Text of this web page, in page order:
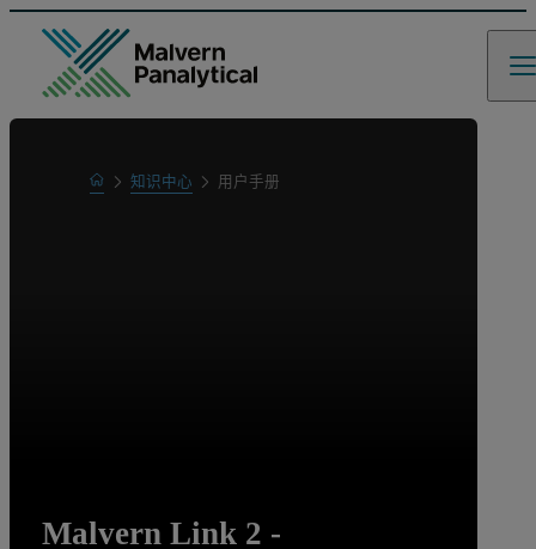
Home
Learn
知识中心 用户手册
Malvern Link 2 -